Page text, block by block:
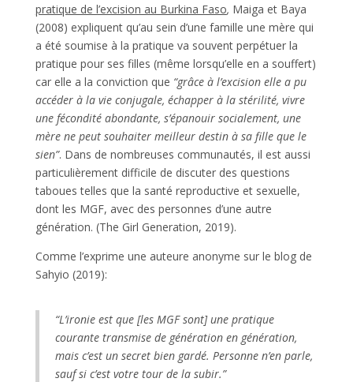
pratique de l’excision au Burkina Faso, Maiga et Baya
(2008) expliquent qu’au sein d’une famille une mère qui
a été soumise à la pratique va souvent perpétuer la
pratique pour ses filles (même lorsqu’elle en a souffert)
car elle a la conviction que “grâce à l’excision elle a pu
accéder à la vie conjugale, échapper à la stérilité, vivre
une fécondité abondante, s’épanouir socialement, une
mère ne peut souhaiter meilleur destin à sa fille que le
sien”. Dans de nombreuses communautés, il est aussi
particulièrement difficile de discuter des questions
taboues telles que la santé reproductive et sexuelle,
dont les MGF, avec des personnes d’une autre
génération. (The Girl Generation, 2019).
Comme l’exprime une auteure anonyme sur le blog de
Sahyio (2019):
“L’ironie est que [les MGF sont] une pratique
courante transmise de génération en génération,
mais c’est un secret bien gardé. Personne n’en parle,
sauf si c’est votre tour de la subir.”